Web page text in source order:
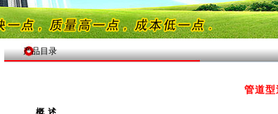
产品目录
管道型
概 述